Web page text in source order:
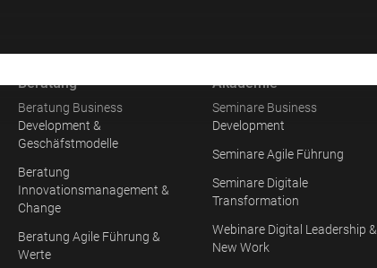
Beratung
Beratung Business
Development &
Geschäfstmodelle
Beratung
Innovationsmanagement &
Change
Beratung Agile Führung &
Werte
Akademie
Seminare Business
Development
Seminare Agile Führung
Seminare Digitale
Transformation
Webinare Digital Leadership &
New Work